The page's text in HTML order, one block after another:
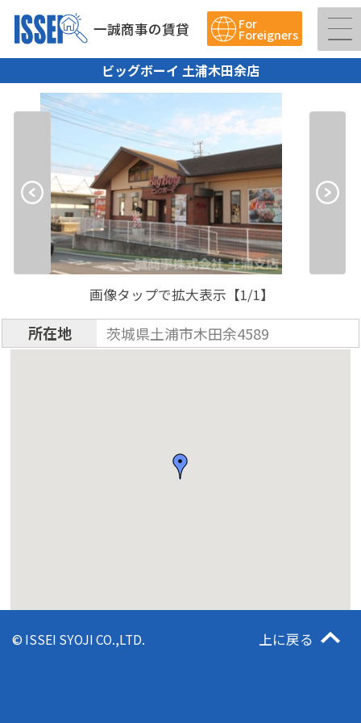
一誠商事の賃貸 For
Foreigners
ビッグボーイ 土浦木田余店
画像タップで拡大表示【1/1】
所在地 茨城県土浦市木田余4589
© ISSEI SYOJI CO.,LTD. 上に戻る